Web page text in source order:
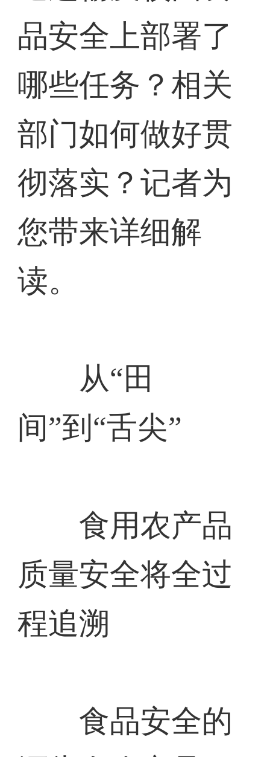
品安全上部署了
哪些任务？相关
部门如何做好贯
彻落实？记者为
您带来详细解
读。
从“田
间”到“舌尖”
食用农产品
质量安全将全过
程追溯
食品安全的